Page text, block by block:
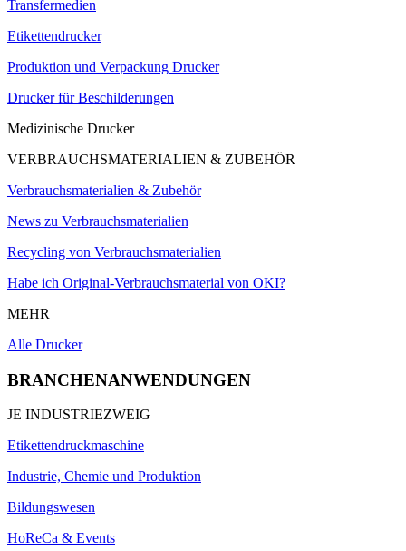
Transfermedien
Etikettendrucker
Produktion und Verpackung Drucker
Drucker für Beschilderungen
Medizinische Drucker
VERBRAUCHSMATERIALIEN & ZUBEHÖR
Verbrauchsmaterialien & Zubehör
News zu Verbrauchsmaterialien
Recycling von Verbrauchsmaterialien
Habe ich Original-Verbrauchsmaterial von OKI?
MEHR
Alle Drucker
BRANCHENANWENDUNGEN
JE INDUSTRIEZWEIG
Etikettendruckmaschine
Industrie, Chemie und Produktion
Bildungswesen
HoReCa & Events